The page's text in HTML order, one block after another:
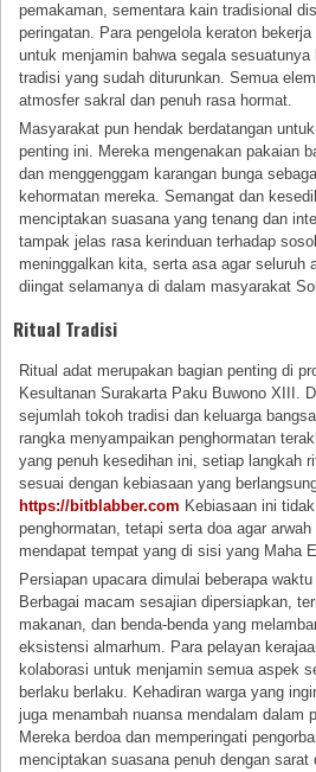
pemakaman, sementara kain tradisional
peringatan. Para pengelola keraton
untuk menjamin bahwa segala sesuatunya
tradisi yang sudah diturunkan. Semua
atmosfer sakral dan penuh rasa hormat.
Masyarakat pun hendak berdatangan
penting ini. Mereka mengenakan pakaian
dan menggenggam karangan bunga
kehormatan mereka. Semangat dan
menciptakan suasana yang tenang dan
tampak jelas rasa kerinduan terhadap
meninggalkan kita, serta asa agar seluruh
diingat selamanya di dalam masyarakat
Ritual Tradisi
Ritual adat merupakan bagian penting di
Kesultanan Surakarta Paku Buwono XIII.
sejumlah tokoh tradisi dan keluarga
rangka menyampaikan penghormatan
yang penuh kesedihan ini, setiap langkah
sesuai dengan kebiasaan yang
https://bitblabber.com Kebiasaan ini
penghormatan, tetapi serta doa agar
mendapat tempat yang di sisi yang Maha
Persiapan upacara dimulai beberapa
Berbagai macam sesajian dipersiapkan,
makanan, dan benda-benda yang
eksistensi almarhum. Para pelayan
kolaborasi untuk menjamin semua aspek
berlaku berlaku. Kehadiran warga yang
juga menambah nuansa mendalam dalam
Mereka berdoa dan memperingati
menciptakan suasana penuh dengan sarat